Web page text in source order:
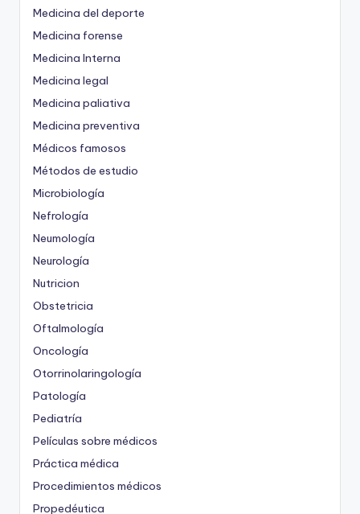
Medicina del deporte
Medicina forense
Medicina Interna
Medicina legal
Medicina paliativa
Medicina preventiva
Médicos famosos
Métodos de estudio
Microbiología
Nefrología
Neumología
Neurología
Nutricion
Obstetricia
Oftalmología
Oncología
Otorrinolaringología
Patología
Pediatría
Películas sobre médicos
Práctica médica
Procedimientos médicos
Propedéutica